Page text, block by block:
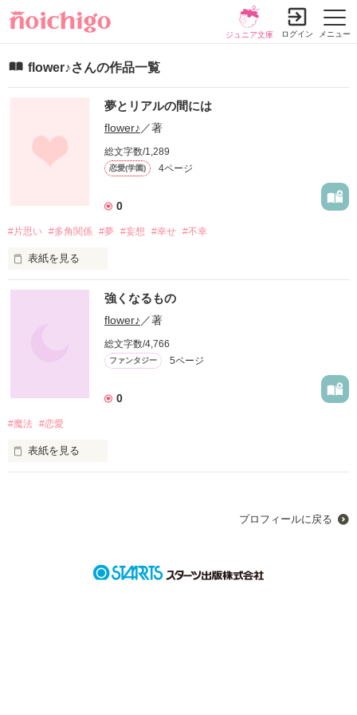
メニュー
ジュニア文庫 ログイン
flower♪さんの作品一覧
夢とリアルの間には
flower♪ ／著
総文字数/1,289
恋愛(学園) 4ページ
0
#片思い #多角関係 #夢 #妄想 #幸せ #不幸
表紙を見る
素人です…！
どうか優しい目でみてください！！
リアルと違う夢に彼女はいったい何を思って、彼女の本当の願
強くなるもの
flower♪ ／著
総文字数/4,766
ファンタジー 5ページ
0
#魔法 #恋愛
表紙を見る
プロフィールに戻る